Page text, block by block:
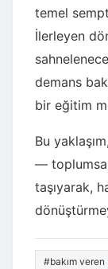
temel
İlerleyen
demans
bir eğitim
Bu
—
taşıyarak,
#bakım veren